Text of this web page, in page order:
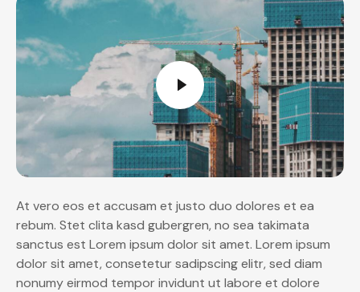
At vero eos et accusam et justo duo dolores et ea
rebum. Stet clita kasd gubergren, no sea takimata
sanctus est Lorem ipsum dolor sit amet. Lorem ipsum
dolor sit amet, consetetur sadipscing elitr, sed diam
nonumy eirmod tempor invidunt ut labore et dolore